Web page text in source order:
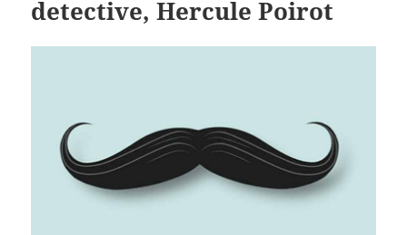
detective, Hercule Poirot